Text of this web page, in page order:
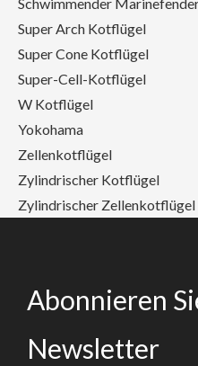
Super Arch Kotflügel
Super Cone Kotflügel
Super-Cell-Kotflügel
W Kotflügel
Yokohama
Zellenkotflügel
Zylindrischer Kotflügel
Zylindrischer Zellenkotflügel
Abonnieren
Newsletter